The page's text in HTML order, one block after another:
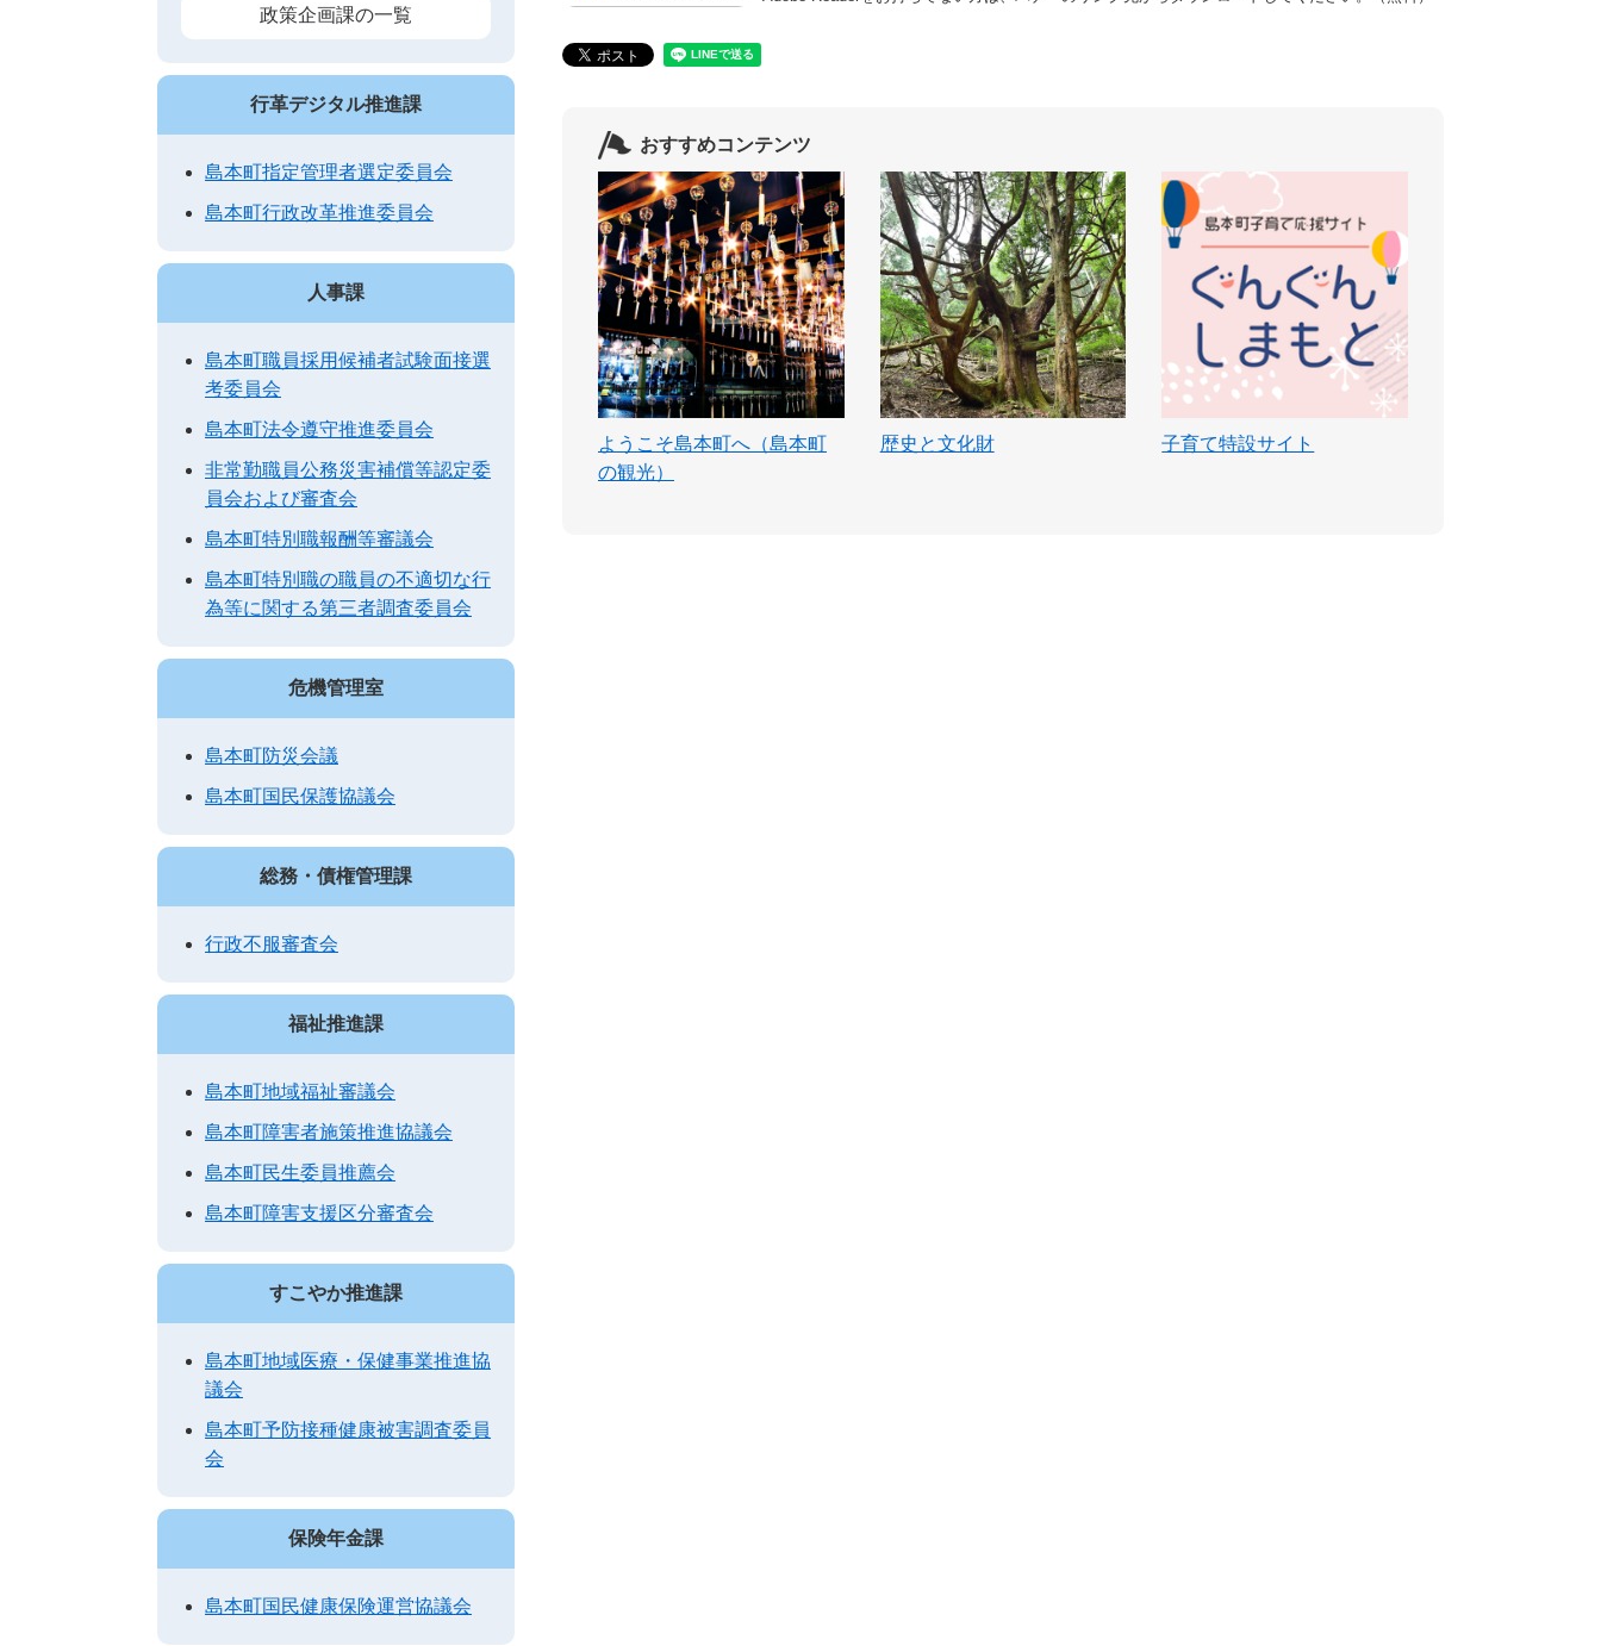
おすすめコンテンツ
ようこそ島本町へ（島本町
の観光）
歴史と文化財 子育て特設サイト
政策企画課の一覧
行革デジタル推進課
島本町指定管理者選定委員会
島本町行政改革推進委員会
人事課
島本町職員採用候補者試験面接選
考委員会
島本町法令遵守推進委員会
非常勤職員公務災害補償等認定委
員会および審査会
島本町特別職報酬等審議会
島本町特別職の職員の不適切な行
為等に関する第三者調査委員会
危機管理室
島本町防災会議
島本町国民保護協議会
総務・債権管理課
行政不服審査会
福祉推進課
島本町地域福祉審議会
島本町障害者施策推進協議会
島本町民生委員推薦会
島本町障害支援区分審査会
すこやか推進課
島本町地域医療・保健事業推進協
議会
島本町予防接種健康被害調査委員
会
保険年金課
島本町国民健康保険運営協議会